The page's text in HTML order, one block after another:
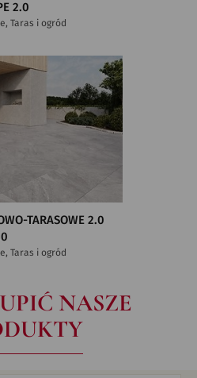
2.0
Taras i ogród
TARASOWE 2.0
Taras i ogród
NASZE